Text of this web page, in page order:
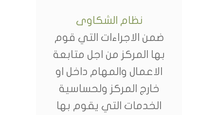
نظام الشكاوى
ضمن الاجراءات التي قوم
بها المركز من اجل متابعة
الاعمال والمهام داخل او
خارج المركز ولحساسية
الخدمات التي يقوم بها